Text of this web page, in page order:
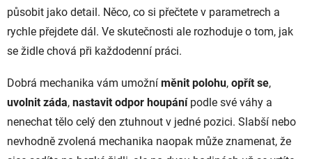
působit jako detail. Něco, co si přečtete v parametrech a
rychle přejdete dál. Ve skutečnosti ale rozhoduje o tom, jak
se židle chová při každodenní práci.
Dobrá mechanika vám umožní měnit polohu, opřít se,
uvolnit záda, nastavit odpor houpánípodle své váhy a
nenechat tělo celý den ztuhnout v jedné pozici. Slabší nebo
nevhodně zvolená mechanika naopak může znamenat, že